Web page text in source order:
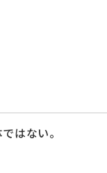
はない。